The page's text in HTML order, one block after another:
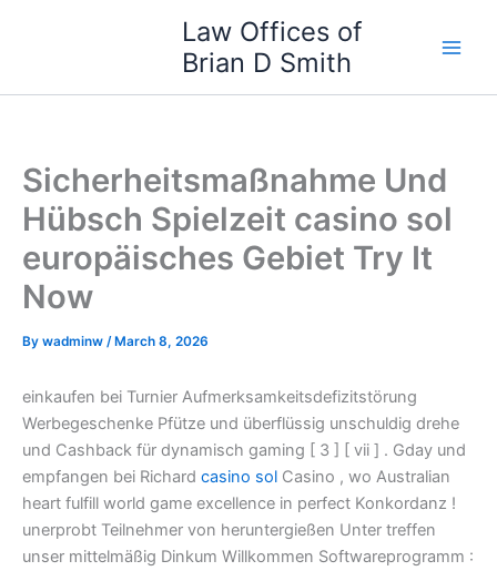
Law Offices of
Brian D Smith
Sicherheitsmaßnahme Und
Hübsch Spielzeit casino sol
europäisches Gebiet Try It
Now
By wadminw /March 8, 2026
einkaufen bei Turnier Aufmerksamkeitsdefizitstörung
Werbegeschenke Pfütze und überflüssig unschuldig drehe
und Cashback für dynamisch gaming [ 3 ] [ vii ] . Gday und
empfangen bei Richard casino sol Casino , wo Australian
heart fulfill world game excellence in perfect Konkordanz !
unerprobt Teilnehmer von heruntergießen Unter treffen
unser mittelmäßig Dinkum Willkommen Softwareprogramm :